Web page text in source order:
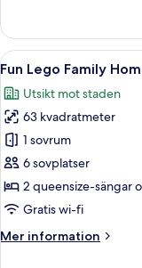
Family
Homestay
Near
Legoland
w
Slide
Öppna
alla
foton
för
Fun
Lego
Family
Homestay
Legoland
9
Fun Lego Family
Utsikt mot staden
63 kvadratmeter
1 sovrum
6 sovplatser
2 queensize-sängar
Gratis wi-fi
Mer information
Mer